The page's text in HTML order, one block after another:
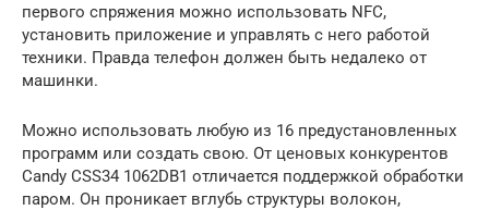
первого спряжения можно использовать NFC,
установить приложение и управлять с него работой
техники. Правда телефон должен быть недалеко от
машинки.
Можно использовать любую из 16 предустановленных
программ или создать свою. От ценовых конкурентов
Candy CSS34 1062DB1 отличается поддержкой обработки
паром. Он проникает вглубь структуры волокон,